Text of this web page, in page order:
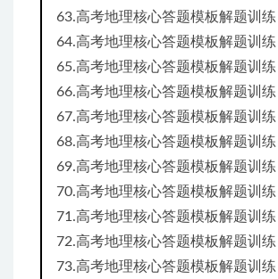
63.高考地理核心答题模板解题训练
64.高考地理核心答题模板解题训
65.高考地理核心答题模板解题训练
66.高考地理核心答题模板解题训
67.高考地理核心答题模板解题训练
68.高考地理核心答题模板解题训
69.高考地理核心答题模板解题训练
70.高考地理核心答题模板解题训练
71.高考地理核心答题模板解题训
72.高考地理核心答题模板解题训
73.高考地理核心答题模板解题训练